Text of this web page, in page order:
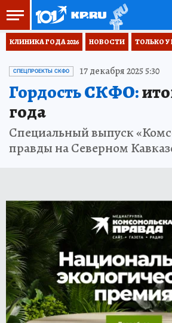
КЛИНИКА ГОДА 2026 НОВОСТИ ТОЛЬКО У
СПЕЦПРОЕКТЫ СКФО 17 декабря 2025 5:30
Гордость СКФО:
года
Специальный выпуск
правды на Северном